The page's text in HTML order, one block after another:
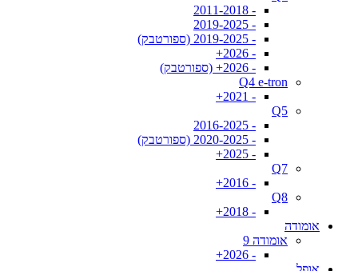
- 2011-2018
- 2019-2025
- 2019-2025 (ספורטבק)
- 2026+
- 2026+ (ספורטבק)
Q4 e-tron
- 2021+
Q5
- 2016-2025
- 2020-2025 (ספורטבק)
- 2025+
Q7
- 2016+
Q8
- 2018+
אומודה
אומודה 9
- 2026+